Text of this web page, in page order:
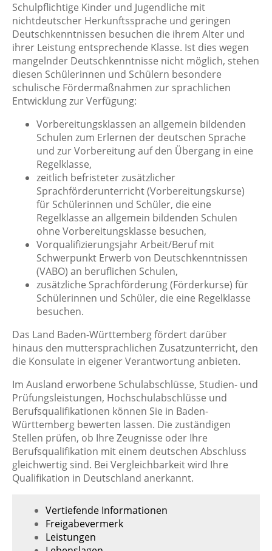
Schulpflichtige Kinder und Jugendliche mit
nichtdeutscher Herkunftssprache und geringen
Deutschkenntnissen besuchen die ihrem Alter und
ihrer Leistung entsprechende Klasse. Ist dies wegen
mangelnder Deutschkenntnisse nicht möglich, stehen
diesen Schülerinnen und Schülern besondere
schulische Fördermaßnahmen zur sprachlichen
Entwicklung zur Verfügung:
Vorbereitungsklassen an allgemein bildenden
Schulen zum Erlernen der deutschen Sprache
und zur Vorbereitung auf den Übergang in eine
Regelklasse,
zeitlich befristeter zusätzlicher
Sprachförderunterricht (Vorbereitungskurse)
für Schülerinnen und Schüler, die eine
Regelklasse an allgemein bildenden Schulen
ohne Vorbereitungsklasse besuchen,
Vorqualifizierungsjahr Arbeit/Beruf mit
Schwerpunkt Erwerb von Deutschkenntnissen
(VABO) an beruflichen Schulen,
zusätzliche Sprachförderung (Förderkurse) für
Schülerinnen und Schüler, die eine Regelklasse
besuchen.
Das Land Baden-Württemberg fördert darüber
hinaus den muttersprachlichen Zusatzunterricht, den
die Konsulate in eigener Verantwortung anbieten.
Im Ausland erworbene Schulabschlüsse, Studien- und
Prüfungsleistungen, Hochschulabschlüsse und
Berufsqualifikationen können Sie in Baden-
Württemberg bewerten lassen. Die zuständigen
Stellen prüfen, ob Ihre Zeugnisse oder Ihre
Berufsqualifikation mit einem deutschen Abschluss
gleichwertig sind. Bei Vergleichbarkeit wird Ihre
Qualifikation in Deutschland anerkannt.
Vertiefende Informationen
Freigabevermerk
Leistungen